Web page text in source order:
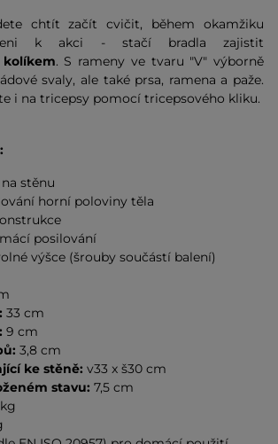
chtít začít cvičit, během okamžiku
k akci - stačí bradla zajistit
. S rameny ve tvaru "V" výborně
svaly, ale také prsa, ramena a paže.
i na tricepsy pomocí tricepsového kliku.
stěnu
horní poloviny těla
posilování
výšce (šrouby součástí balení)
33 cm
9 cm
3,8 cm
ke stěně:v33 x š30 cm
stavu: 7,5 cm